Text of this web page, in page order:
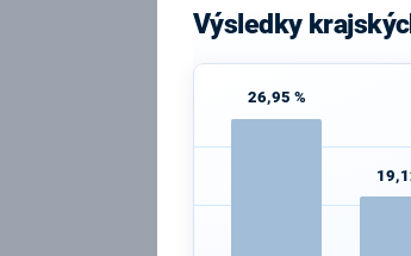
Výsledky
26,95 %